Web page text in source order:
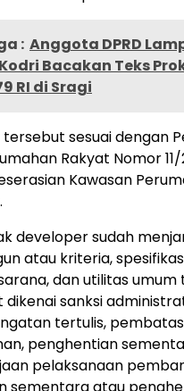
: Anggota DPRD
Bacakan Teks
RI di Sragi
sesuai dengan
Rakyat Nomor
Kawasan
developer sudah
atau kriteria,
dan utilitas umum
dikenai sanksi
tertulis,
penghentian
pelaksanaan